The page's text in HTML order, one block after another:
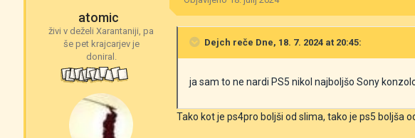
atomic
živi v deželi Xarantaniji, pa
še pet krajcarjev je
doniral.
Dejch reče Dne, 18. 7. 2024 at 20:45:
ja sam to ne nardi PS5 nikol najboljšo Sony
Tako kot je ps4pro boljši od slima, tako je ps5 boljša